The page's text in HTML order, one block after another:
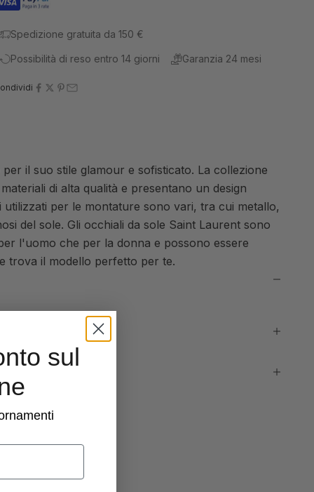
Spedizione gratuita da 150 €
Possibilità di reso entro 14 giorni Garanzia 24 mesi
il suo stile glamour e sofisticato. La collezione
di alta qualità e presentano un design
per le montature sono vari, tra cui metallo,
del sole. Gli occhiali da sole Saint Laurent sono
l'uomo che per la donna e possono essere
trova il modello perfetto per te.
sul